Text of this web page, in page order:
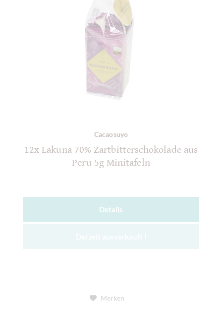
Cacaosuyo
12x Lakuna 70% Zartbitterschokolade aus
Peru 5g Minitafeln
Details
Merken